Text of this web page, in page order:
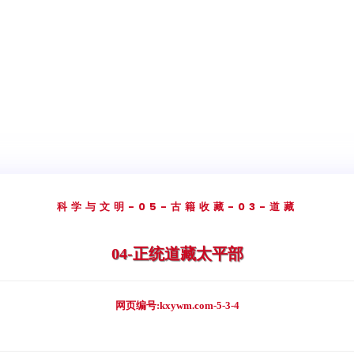
科学与文明 -05-古籍收藏 -03-道藏
04-正统道藏太平部
网页编号:kxywm.com-5-3-4